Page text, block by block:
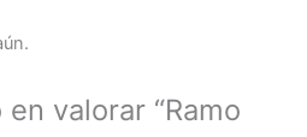
valorar “Ramo